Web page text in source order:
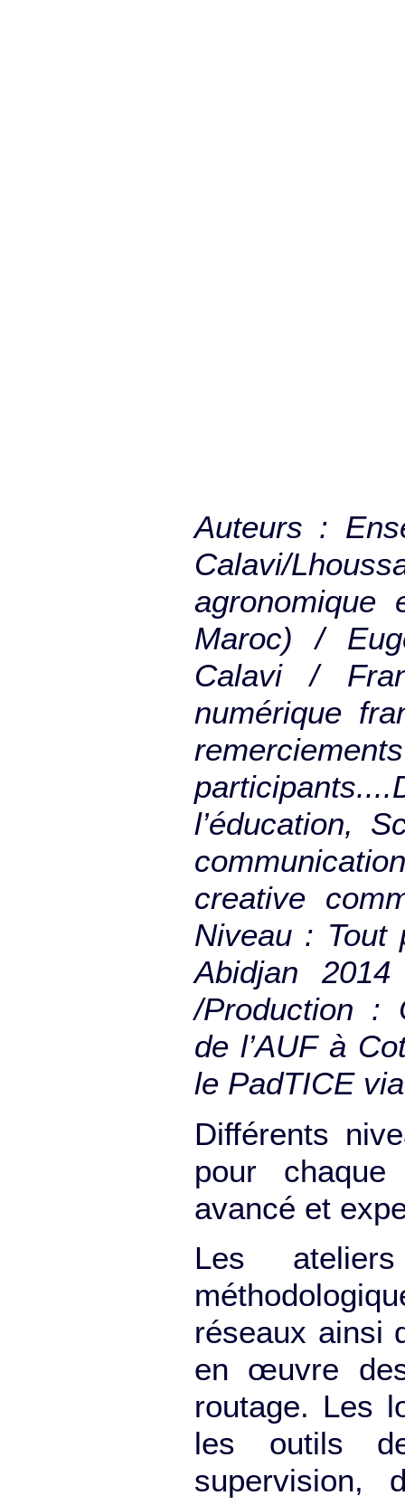
Auteurs :
Calavi/
agronomique
Maroc) /
Calavi /
numérique
l’éducation,
creative
Niveau : Tout
Abidjan
/Production :
de l’AUF à
le PadTICE
Différents
pour chaque
avancé et
Les
réseaux ainsi
en œuvre
routage. Les
les outils
supervision,